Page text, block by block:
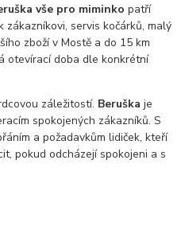
vše pro miminko patří
servis kočárků, malý
zboží v Mostě a do 15 km
otevírací doba dle konkrétní
záležitostí. Beruška je
spokojených zákazníků. S
a požadavkům lidiček, kteří
pokud odcházejí spokojeni a s